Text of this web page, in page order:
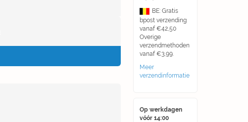
BE: Gratis
bpost verzending
vanaf €42,50
Overige
verzendmethoden
vanaf €3,99.
Meer
verzendinformatie
Op werkdagen
vóór 14:00